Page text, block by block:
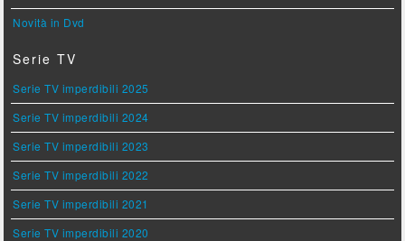
Novità in Dvd
Serie TV
Serie TV imperdibili 2025
Serie TV imperdibili 2024
Serie TV imperdibili 2023
Serie TV imperdibili 2022
Serie TV imperdibili 2021
Serie TV imperdibili 2020